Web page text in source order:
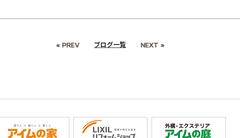
« PREV ブログ一覧 NEXT »